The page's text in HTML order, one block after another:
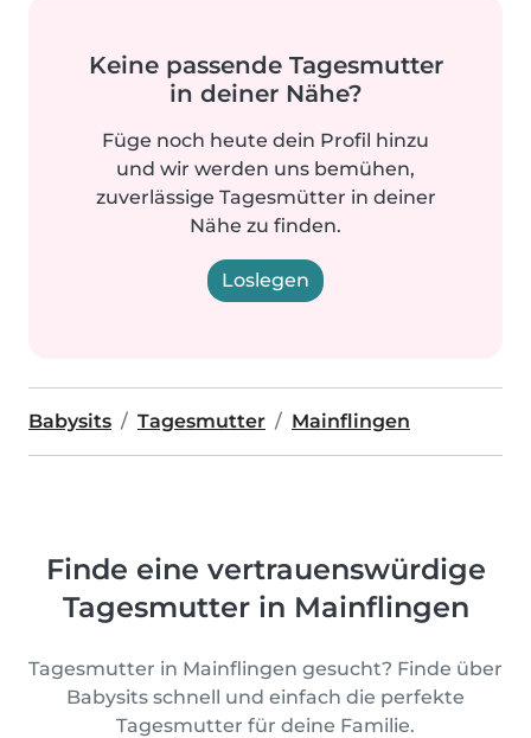
Keine passende Tagesmutter
in deiner Nähe?
Füge noch heute dein Profil hinzu
und wir werden uns bemühen,
zuverlässige Tagesmütter in deiner
Nähe zu finden.
Loslegen
Babysits Tagesmutter Mainflingen
Finde eine vertrauenswürdige
Tagesmutter in Mainflingen
Tagesmutter in Mainflingen gesucht? Finde über
Babysits schnell und einfach die perfekte
Tagesmutter für deine Familie.